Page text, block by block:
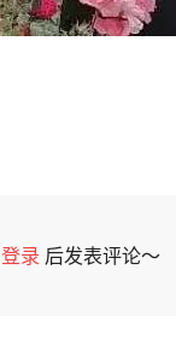
登录 后发表评论～